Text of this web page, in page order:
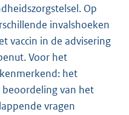
Op
invalshoeken
vaccin in de advisering
Voor het
het
van het
vragen